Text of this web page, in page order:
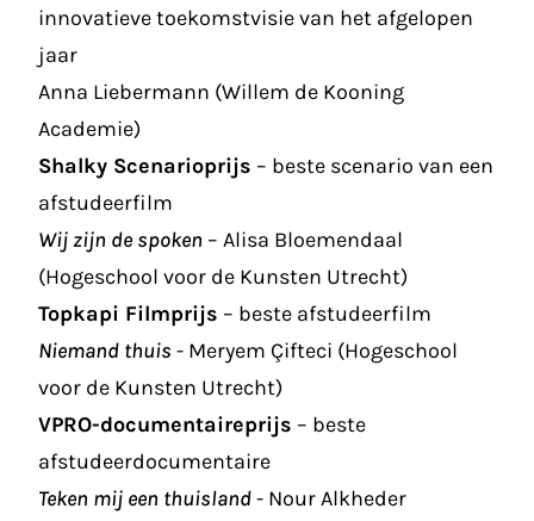
innovatieve toekomstvisie van het afgelopen
jaar
Anna Liebermann (Willem de Kooning
Academie)
Shalky Scenarioprijs – beste scenario van een
afstudeerfilm
Wij zijn de spoken – Alisa Bloemendaal
(Hogeschool voor de Kunsten Utrecht)
Topkapi Filmprijs – beste afstudeerfilm
Niemand thuis - Meryem Çifteci (Hogeschool
voor de Kunsten Utrecht)
VPRO-documentaireprijs – beste
afstudeerdocumentaire
Teken mij een thuisland- Nour Alkheder